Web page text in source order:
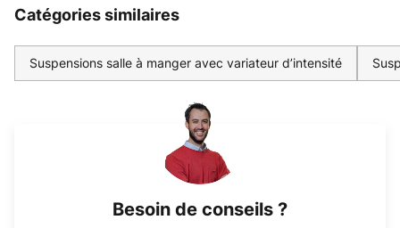
Catégories similaires
Suspensions salle à manger avec variateur d’intensité
Besoin de conseils ?